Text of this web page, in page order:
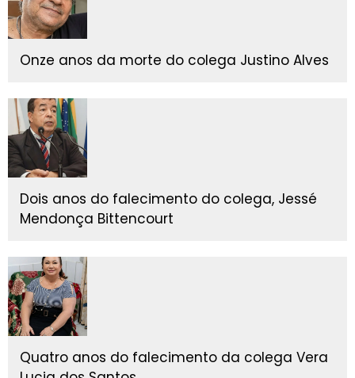
Onze anos da morte do colega Justino Alves
Dois anos do falecimento do colega, Jessé
Mendonça Bittencourt
Quatro anos do falecimento da colega Vera